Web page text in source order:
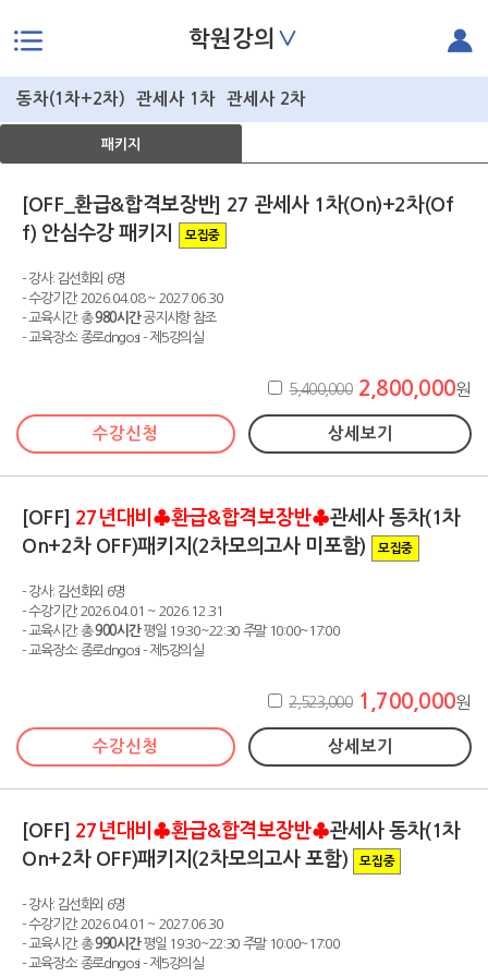
학원강의 ∨
동차(1차+2차) 관세사 1차 관세사 2차
패키지
[OFF_환급&합격보장반] 27 관세사 1차(On)+2차(Of
f) 안심수강 패키지
모집중
- 강사: 김선화외 6명
- 수강기간: 2026.04.08 ~ 2027.06.30
- 교육시간: 총980시간공지사항 참조
- 교육장소: 종로dngosi - 제5강의실
5,400,000 2,800,000원
수강신청 상세보기
[OFF] 27년대비♣환급&합격보장반♣관세사 동차(1차
On+2차 OFF)패키지(2차모의고사 미포함)
모집중
- 강사: 김선화외 6명
- 수강기간: 2026.04.01 ~ 2026.12.31
- 교육시간: 총900시간평일 19:30~22:30 주말 10:00~17:00
- 교육장소: 종로dngosi - 제5강의실
2,523,000 1,700,000원
수강신청 상세보기
[OFF] 27년대비♣환급&합격보장반♣관세사 동차(1차
On+2차 OFF)패키지(2차모의고사 포함)
모집중
- 강사: 김선화외 6명
- 수강기간: 2026.04.01 ~ 2027.06.30
- 교육시간: 총990시간평일 19:30~22:30 주말 10:00~17:00
- 교육장소: 종로dngosi - 제5강의실